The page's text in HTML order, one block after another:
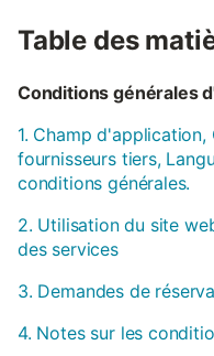
Table des
Conditions générales
1. Champ
fournisseurs tiers,
conditions générales.
2. Utilisation du site
des services
3. Demandes de
4. Notes sur les